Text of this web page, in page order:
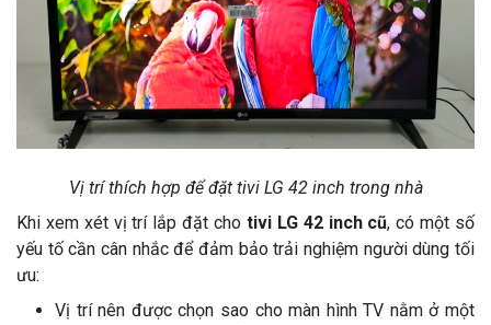
Vị trí thích hợp để đặt tivi LG 42 inch trong nhà
Khi xem xét vị trí lắp đặt cho tivi LG 42 inch cũ, có một số
yếu tố cần cân nhắc để đảm bảo trải nghiệm người dùng tối
ưu:
Vị trí nên được chọn sao cho màn hình TV nằm ở một